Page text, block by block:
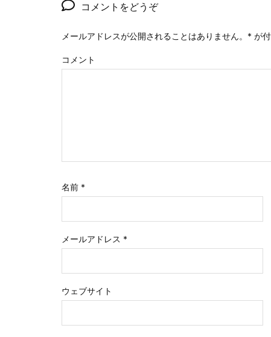
コメントをどうぞ
メールアドレスが公開されることはありません。 * が
コメント
名前 *
メールアドレス *
ウェブサイト